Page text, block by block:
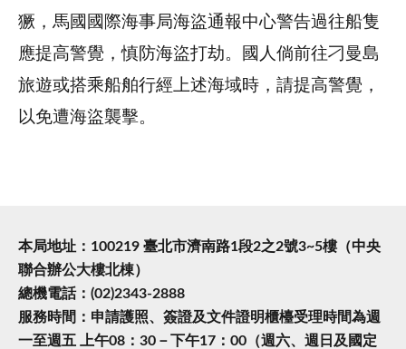
獗，馬國國際海事局海盜通報中心警告過往船隻
應提高警覺，慎防海盜打劫。國人倘前往刁曼島
旅遊或搭乘船舶行經上述海域時，請提高警覺，
以免遭海盜襲擊。
本局地址：100219 臺北市濟南路1段2之2號3~5樓（中央
聯合辦公大樓北棟）
總機電話：(02)2343-2888
服務時間：申請護照、簽證及文件證明櫃檯受理時間為週
一至週五 上午08：30－下午17：00（週六、週日及國定